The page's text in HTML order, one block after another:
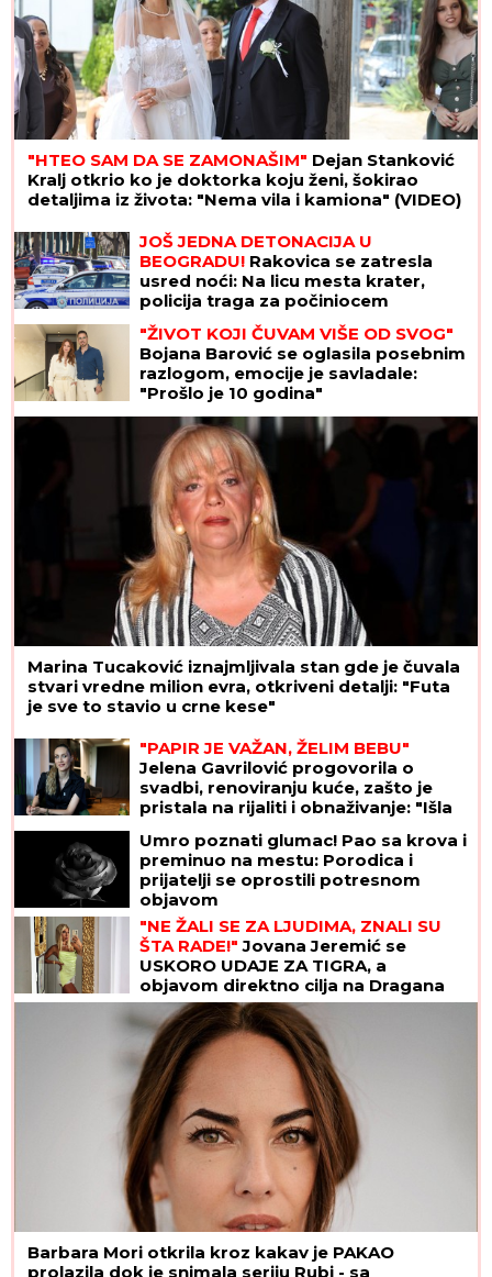
"HTEO SAM DA SE ZAMONAŠIM" Dejan Stanković
Kralj otkrio ko je doktorka koju ženi, šokirao
detaljima iz života: "Nema vila i kamiona" (VIDEO)
JOŠ JEDNA DETONACIJA U
BEOGRADU! Rakovica se zatresla
usred noći: Na licu mesta krater,
policija traga za počiniocem
"ŽIVOT KOJI ČUVAM VIŠE OD SVOG"
Bojana Barović se oglasila posebnim
razlogom, emocije je savladale:
"Prošlo je 10 godina"
Marina Tucaković iznajmljivala stan gde je čuvala
stvari vredne milion evra, otkriveni detalji: "Futa
je sve to stavio u crne kese"
"PAPIR JE VAŽAN, ŽELIM BEBU"
Jelena Gavrilović progovorila o
svadbi, renoviranju kuće, zašto je
pristala na rijaliti i obnaživanje: "Išla
odustajem"
Umro poznati glumac! Pao sa krova i
preminuo na mestu: Porodica i
prijatelji se oprostili potresnom
objavom
"NE ŽALI SE ZA LJUDIMA, ZNALI SU
ŠTA RADE!" Jovana Jeremić se
USKORO UDAJE ZA TIGRA, a
objavom direktno cilja na Dragana
Stankovića
Barbara Mori otkrila kroz kakav je PAKAO
prolazila dok je snimala seriju Rubi - sa